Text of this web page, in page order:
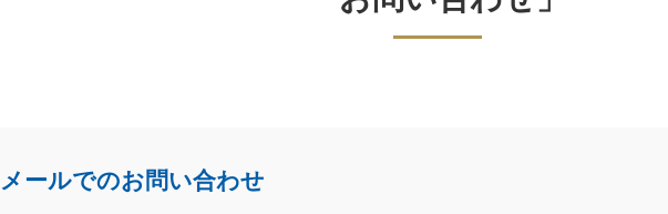
メールでのお問い合わせ